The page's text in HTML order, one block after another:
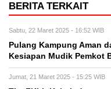
BERITA TERKAIT
Sabtu, 22 Maret 2025 - 16:52 WIB
Pulang Kampung Aman
Kesiapan Mudik Pemkot
Jumat, 21 Maret 2025 - 15:25 WIB